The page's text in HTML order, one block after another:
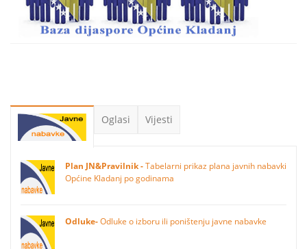
Oglasi Vijesti
Plan JN&Pravilnik -Tabelarni prikaz plana javnih nabavki
Općine Kladanj po godinama
Odluke-Odluke o izboru ili poništenju javne nabavke